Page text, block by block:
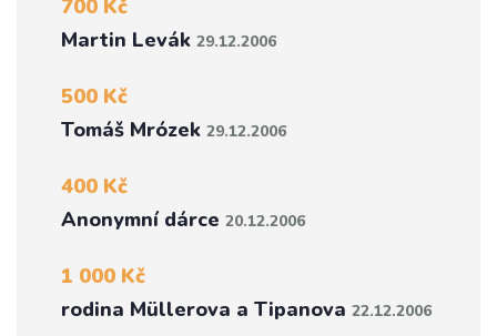
700 Kč
Martin Levák 29.12.2006
500 Kč
Tomáš Mrózek 29.12.2006
400 Kč
Anonymní dárce 20.12.2006
1 000 Kč
rodina Müllerova a Tipanova 22.12.2006